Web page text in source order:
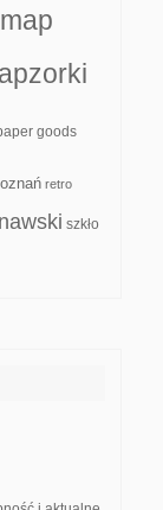
map
goods
retro
szkło